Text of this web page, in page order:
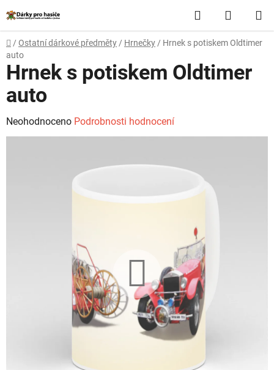
na
obsah
Hledat
KOŠÍK
Domů
/ Ostatní dárkové předměty / Hrnečky / Hrnek s potiskem Oldtimer
auto
Hrnek s potiskem Oldtimer
auto
Průměrné
hodnocení
Neohodnoceno Podrobnosti hodnocení